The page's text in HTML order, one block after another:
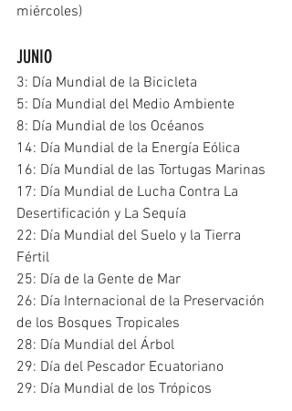
miércoles)
JUNIO
3: Día Mundial de la Bicicleta
5: Día Mundial del Medio Ambiente
8: Día Mundial de los Océanos
14: Día Mundial de la Energía Eólica
16: Día Mundial de las Tortugas Marinas
17: Día Mundial de Lucha Contra La
Desertificación y La Sequía
22: Día Mundial del Suelo y la Tierra
Fértil
25: Día de la Gente de Mar
26: Día Internacional de la Preservación
de los Bosques Tropicales
28: Día Mundial del Árbol
29: Día del Pescador Ecuatoriano
29: Día Mundial de los Trópicos